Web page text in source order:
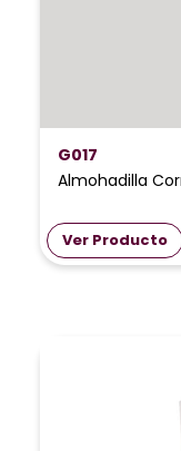
G017
Almohadilla
Ver Producto